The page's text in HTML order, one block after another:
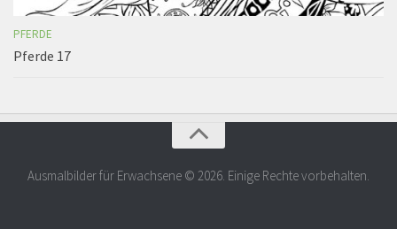
PFERDE
Pferde 17
Ausmalbilder für Erwachsene © 2026. Einige Rechte vorbehalten.